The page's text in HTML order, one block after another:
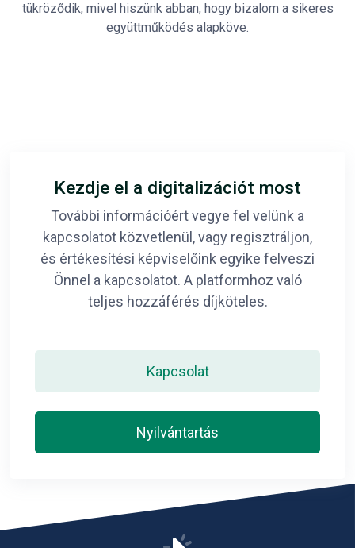
tükröződik, mivel hiszünk abban, hogybizalom a sikeres
együttműködés alapköve.
Kezdje el a digitalizációt most
További információért vegye fel velünk a
kapcsolatot közvetlenül, vagy regisztráljon,
és értékesítési képviselőink egyike felveszi
Önnel a kapcsolatot. A platformhoz való
teljes hozzáférés díjköteles.
Kapcsolat
Nyilvántartás